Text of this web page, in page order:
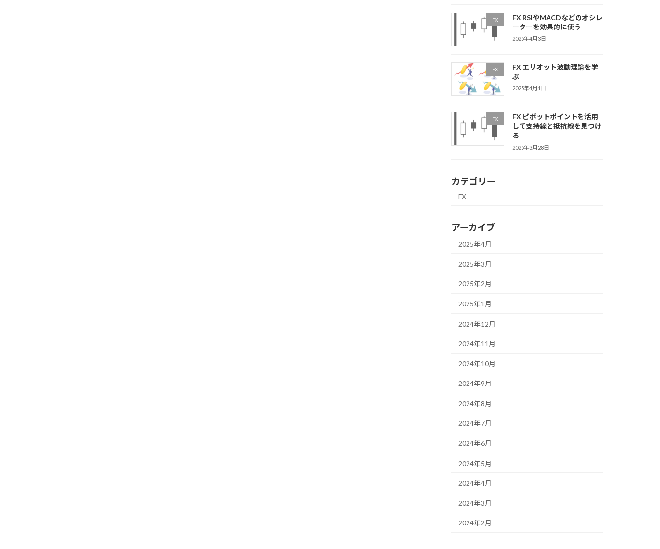
FX
FX RSIやMACDなどのオシレ
ーターを効果的に使う
2025年4月3日
FX
FX エリオット波動理論を学
ぶ
2025年4月1日
FX
FX ピボットポイントを活用
して支持線と抵抗線を見つけ
る
2025年3月28日
カテゴリー
FX
アーカイブ
2025年4月
2025年3月
2025年2月
2025年1月
2024年12月
2024年11月
2024年10月
2024年9月
2024年8月
2024年7月
2024年6月
2024年5月
2024年4月
2024年3月
2024年2月